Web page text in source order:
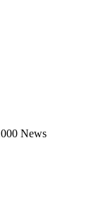
News